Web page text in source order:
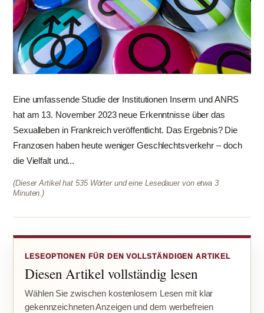
Eine umfassende Studie der Institutionen Inserm und ANRS
hat am 13. November 2023 neue Erkenntnisse über das
Sexualleben in Frankreich veröffentlicht. Das Ergebnis? Die
Franzosen haben heute weniger Geschlechtsverkehr – doch
die Vielfalt und...
(Dieser Artikel hat 535 Wörter und eine Lesedauer von etwa 3
Minuten.)
LESEOPTIONEN FÜR DEN VOLLSTÄNDIGEN ARTIKEL
Diesen Artikel vollständig lesen
Wählen Sie zwischen kostenlosem Lesen mit klar
gekennzeichneten Anzeigen und dem werbefreien